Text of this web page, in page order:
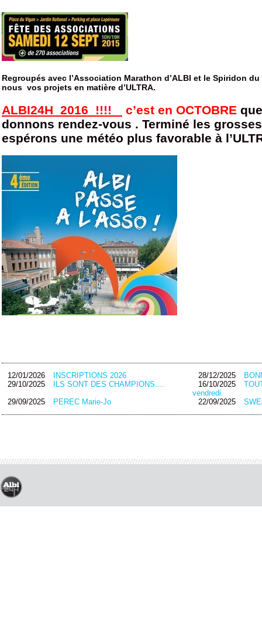
Regroupés avec l’Association Marathon d’ALBI et le Spiridon
nous vos projets en matière d’ULTRA.
ALBI24H 2016 !!!! c’est en OCTOBRE
donnons rendez-vous . Terminé les
espérons une météo plus favorable à
12/01/2026 INSCRIPTIONS 2026 28/12/2025
29/10/2025
ILS SONT DES CHAMPIONS…. 16/10/2025
vendredi
29/09/2025
PEREC Marie-Jo 22/09/2025